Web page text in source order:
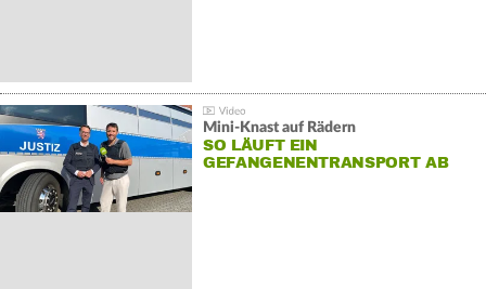
Mini-Knast auf Rädern
SO LÄUFT EIN
GEFANGENENTRANSPORT AB